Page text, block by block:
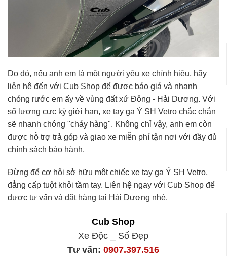
Do đó, nếu anh em là một người yêu xe chính hiệu, hãy
liên hệ đến với Cub Shop để được báo giá và nhanh
chóng rước em ấy về vùng đất xứ Đông - Hải Dương. Với
số lượng cực kỳ giới hạn, xe tay ga Ý SH Vetro chắc chắn
sẽ nhanh chóng "cháy hàng". Không chỉ vậy, anh em còn
được hỗ trợ trả góp và giao xe miễn phí tận nơi với đầy đủ
chính sách bảo hành.
Đừng để cơ hội sở hữu một chiếc xe tay ga Ý SH Vetro,
đẳng cấp tuột khỏi tầm tay. Liên hệ ngay với Cub Shop để
được tư vấn và đặt hàng tại Hải Dương nhé.
Cub Shop
Xe Độc _ Số Đẹp
Tư vấn: 0907.397.516